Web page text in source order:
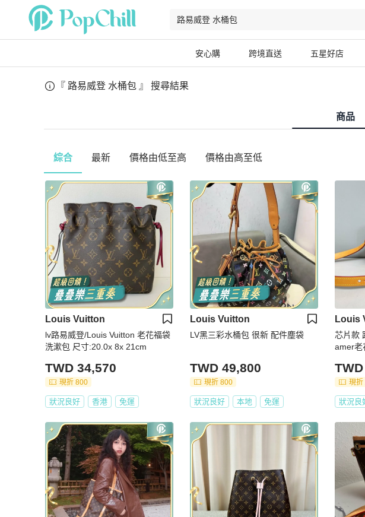
安心購 跨境直送 五星好店
『 路易威登 水桶包 』 搜尋結果
商品
綜合 最新 價格由低至高 價格由高至低
Louis Vuitton
lv路易威登/Louis Vuitton 老花福袋
洗漱包 尺寸:20.0x 8x 21cm
TWD 34,570
現折 800
狀況良好 香港 免運
Louis Vuitton
LV黑三彩水桶包 很新 配件塵袋
TWD 49,800
現折 800
狀況良好 本地 免運
Louis
芯片款
amer老
現折
狀況良